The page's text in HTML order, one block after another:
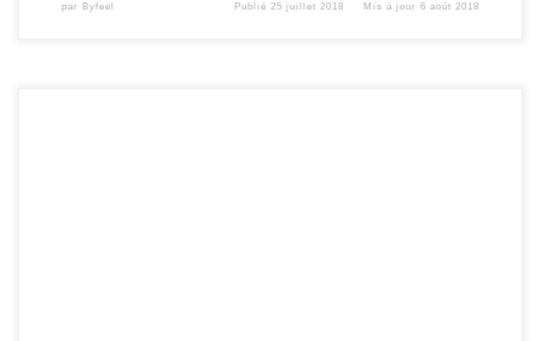
par Byfeel Publié25 juillet 2018 Mis à jour6 août 2018